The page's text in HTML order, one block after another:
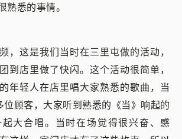
熟悉的事情。
，这是我们当时在三里屯做的活动，
到店里做了快闪。这个活动很简单，
年轻人在店里唱大家熟悉的歌曲，当
顾客，大家听到熟悉的《当》响起的
大合唱。当时在场觉得很兴奋、感